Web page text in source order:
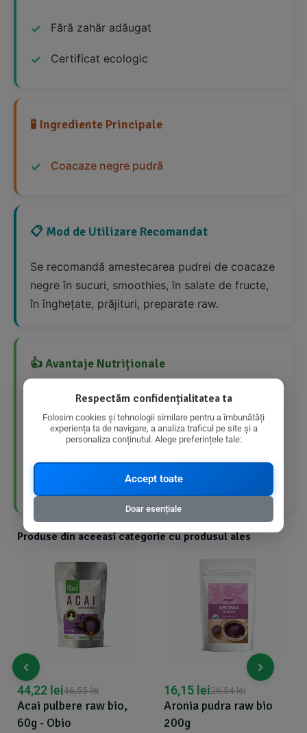
Fără zahăr adăugat
Certificat ecologic
🧪 Ingrediente Principale
Coacaze negre pudră
📋 Mod de Utilizare Recomandat
Se recomandă amestecarea pudrei de coacaze
negre în sucuri, smoothies, în salate de fructe,
în înghețate, prăjituri, preparate raw.
👍 Avantaje Nutriționale
Rică în fibre
Conținut scăzut de grăsimi și grăsimi
Produse din aceeasi categorie cu produsul ales
Aronia pudra raw bio
200g
26,54lei
16,15 lei
Fructul pasiunii
pulbere, 125g, Green
42,75lei
40,61 lei
Respectăm confidențialitatea ta
Folosim cookies și tehnologii similare pentru a îmbunătăți
experiența ta de navigare, a analiza traficul pe site și a
personaliza conținutul. Alege preferințele tale:
Accept toate
Doar esențiale